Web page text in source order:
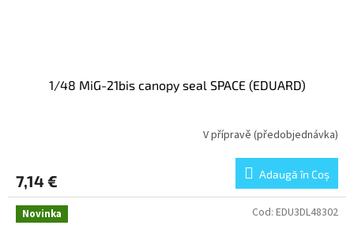
1/48 MiG-21bis canopy seal SPACE (EDUARD)
V přípravě (předobjednávka)
7,14 € Adaugă în Coş
Novinka Cod: EDU3DL48302